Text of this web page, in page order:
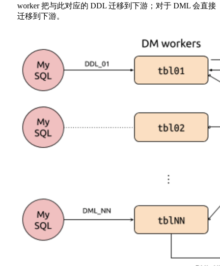
worker 把与此对应的 DDL 迁移到下游；对于 DML 会直接
迁移到下游。